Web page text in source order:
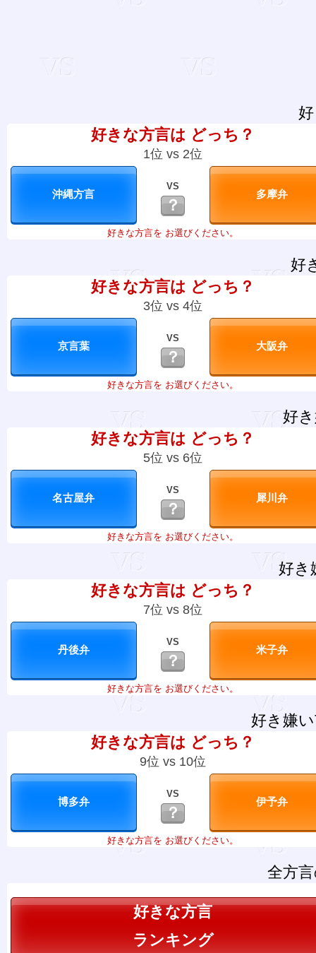
好きな方言は どっち？
1位 vs 2位
VS
？
好きな方言を お選びください。
好
好きな方言は どっち？
3位 vs 4位
VS
？
好きな方言を お選びください。
好
好きな方言は どっち？
5位 vs 6位
VS
？
好きな方言を お選びください。
好き
好きな方言は どっち？
7位 vs 8位
VS
？
好きな方言を お選びください。
好き嫌
好きな方言は どっち？
9位 vs 10位
VS
？
好きな方言を お選びください。
全方
好きな方言
ランキング